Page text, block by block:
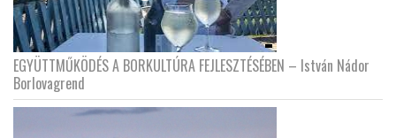
EGYÜTTMŰKÖDÉS A BORKULTÚRA FEJLESZTÉSÉBEN – István Nádor
Borlovagrend